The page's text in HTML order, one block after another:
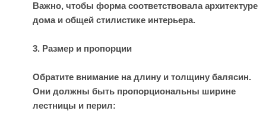
Важно, чтобы форма соответствовала архитектуре
дома и общей стилистике интерьера.
3. Размер и пропорции
Обратите внимание на длину и толщину балясин.
Они должны быть пропорциональны ширине
лестницы и перил: